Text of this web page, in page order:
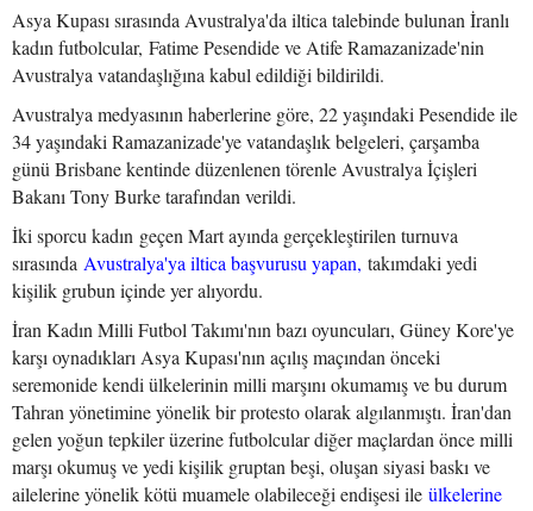
Asya Kupası sırasında Avustralya'da iltica talebinde bulunan İranlı
kadın futbolcular, Fatime Pesendide ve Atife Ramazanizade'nin
Avustralya vatandaşlığına kabul edildiği bildirildi.
Avustralya medyasının haberlerine göre, 22 yaşındaki Pesendide ile
34 yaşındaki Ramazanizade'ye vatandaşlık belgeleri, çarşamba
günü Brisbane kentinde düzenlenen törenle Avustralya İçişleri
Bakanı Tony Burke tarafından verildi.
İki sporcu kadın geçen Mart ayında gerçekleştirilen turnuva
sırasında Avustralya'ya iltica başvurusu yapan, takımdaki yedi
kişilik grubun içinde yer alıyordu.
İran Kadın Milli Futbol Takımı'nın bazı oyuncuları, Güney Kore'ye
karşı oynadıkları Asya Kupası'nın açılış maçından önceki
seremonide kendi ülkelerinin milli marşını okumamış ve bu durum
Tahran yönetimine yönelik bir protesto olarak algılanmıştı. İran'dan
gelen yoğun tepkiler üzerine futbolcular diğer maçlardan önce milli
marşı okumuş ve yedi kişilik gruptan beşi, oluşan siyasi baskı ve
ailelerine yönelik kötü muamele olabileceği endişesi ile ülkelerine